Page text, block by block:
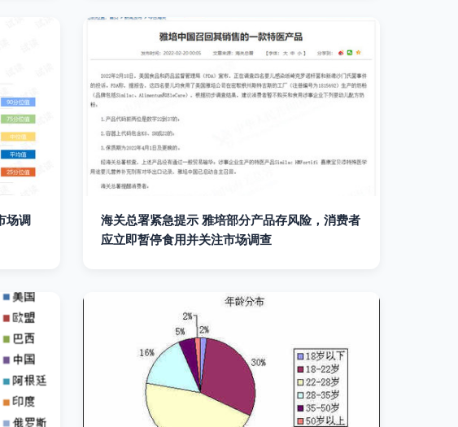
场调
海关总署紧急提示 雅培部分产品存风险，消费者
应立即暂停食用并关注市场调查